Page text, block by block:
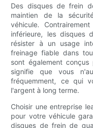
Des disques de frein
maintien de la
véhicule.
inférieure, les disques
résister à un usage
freinage fiable dans
sont également
signifie que vous
fréquemment, ce qui
l'argent à long terme.
Choisir une entreprise
pour votre véhicule
disques de frein de